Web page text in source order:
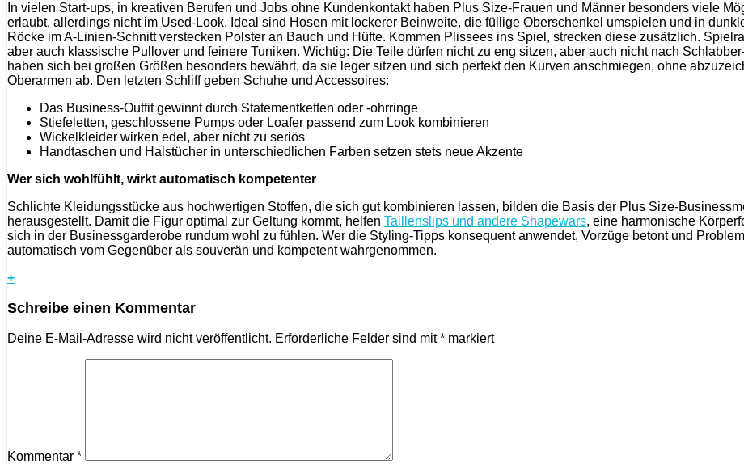
In vielen Start-ups, in kreativen Berufen und Jobs ohne Kundenkontakt haben Plus Size-Frauen und Männer besonders viele
erlaubt, allerdings nicht im Used-Look. Ideal sind Hosen mit lockerer Beinweite, die füllige Oberschenkel umspielen und in
Röcke im A-Linien-Schnitt verstecken Polster an Bauch und Hüfte. Kommen Plissees ins Spiel, strecken diese zusätzlich.
aber auch klassische Pullover und feinere Tuniken. Wichtig: Die Teile dürfen nicht zu eng sitzen, aber auch nicht nach
haben sich bei großen Größen besonders bewährt, da sie leger sitzen und sich perfekt den Kurven anschmiegen, ohne
Oberarmen ab. Den letzten Schliff geben Schuhe und Accessoires:
Das Business-Outfit gewinnt durch Statementketten oder -ohrringe
Stiefeletten, geschlossene Pumps oder Loafer passend zum Look kombinieren
Wickelkleider wirken edel, aber nicht zu seriös
Handtaschen und Halstücher in unterschiedlichen Farben setzen stets neue Akzente
Wer sich wohlfühlt, wirkt automatisch kompetenter
Schlichte Kleidungsstücke aus hochwertigen Stoffen, die sich gut kombinieren lassen, bilden die Basis der Plus Size-
herausgestellt. Damit die Figur optimal zur Geltung kommt, helfen Taillenslips und andere Shapewars, eine harmonische
sich in der Businessgarderobe rundum wohl zu fühlen. Wer die Styling-Tipps konsequent anwendet, Vorzüge betont und
automatisch vom Gegenüber als souverän und kompetent wahrgenommen.
+
Schreibe einen Kommentar
Deine E-Mail-Adresse wird nicht veröffentlicht. Erforderliche Felder sind mit* markiert
Kommentar *